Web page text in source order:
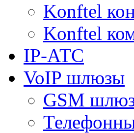
Konftel
Konftel
IP-АТС
VoIP шлюзы
GSM